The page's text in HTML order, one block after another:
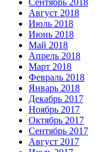
Сентябрь 2018
Август 2018
Июль 2018
Июнь 2018
Май 2018
Апрель 2018
Март 2018
Февраль 2018
Январь 2018
Декабрь 2017
Ноябрь 2017
Октябрь 2017
Сентябрь 2017
Август 2017